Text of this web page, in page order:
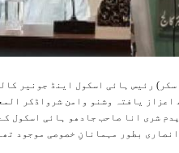
رئیس ہائی اسکول اینڈ جونیر
اعزاز یافتہ وشنو وامن شرواڈکر
شری انا صاحب جادھو ہائی اسکول
بطور مہمانانِ خصوصی موجود تھے